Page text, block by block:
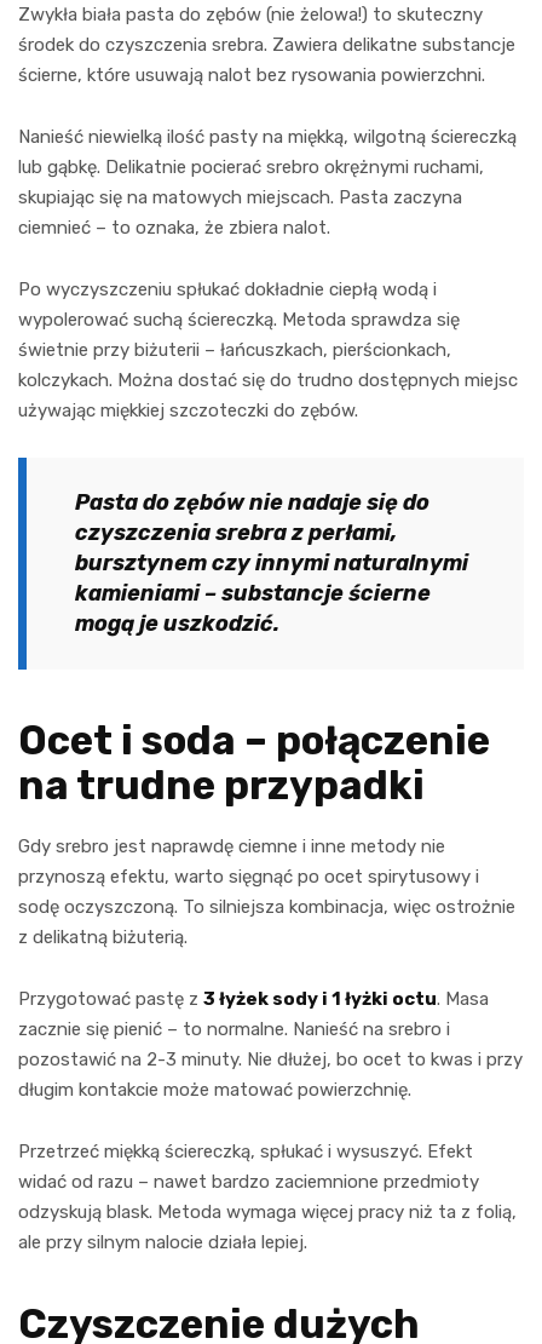
Zwykła biała pasta do zębów (nie żelowa!) to skuteczny
środek do czyszczenia srebra. Zawiera delikatne substancje
ścierne, które usuwają nalot bez rysowania powierzchni.
Nanieść niewielką ilość pasty na miękką, wilgotną ściereczką
lub gąbkę. Delikatnie pocierać srebro okrężnymi ruchami,
skupiając się na matowych miejscach. Pasta zaczyna
ciemnieć – to oznaka, że zbiera nalot.
Po wyczyszczeniu spłukać dokładnie ciepłą wodą i
wypolerować suchą ściereczką. Metoda sprawdza się
świetnie przy biżuterii – łańcuszkach, pierścionkach,
kolczykach. Można dostać się do trudno dostępnych miejsc
używając miękkiej szczoteczki do zębów.
Pasta do zębów nie nadaje się do
czyszczenia srebra z perłami,
bursztynem czy innymi naturalnymi
kamieniami – substancje ścierne
mogą je uszkodzić.
Ocet i soda – połączenie
na trudne przypadki
Gdy srebro jest naprawdę ciemne i inne metody nie
przynoszą efektu, warto sięgnąć po ocet spirytusowy i
sodę oczyszczoną. To silniejsza kombinacja, więc ostrożnie
z delikatną biżuterią.
Przygotować pastę z 3 łyżek sody i 1 łyżki octu. Masa
zacznie się pienić – to normalne. Nanieść na srebro i
pozostawić na 2-3 minuty. Nie dłużej, bo ocet to kwas i przy
długim kontakcie może matować powierzchnię.
Przetrzeć miękką ściereczką, spłukać i wysuszyć. Efekt
widać od razu – nawet bardzo zaciemnione przedmioty
odzyskują blask. Metoda wymaga więcej pracy niż ta z folią,
ale przy silnym nalocie działa lepiej.
Czyszczenie dużych